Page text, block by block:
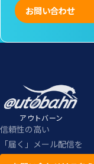
お問い合わせ
アウトバーン
信頼性の高い
「届く」メール配信を